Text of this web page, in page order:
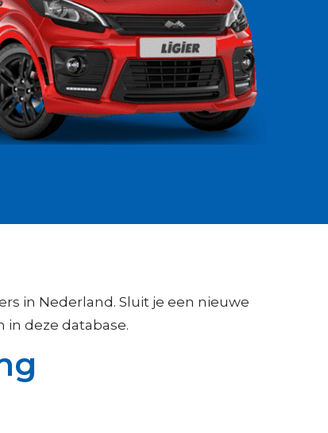
in Nederland. Sluit je een nieuwe
deze database.